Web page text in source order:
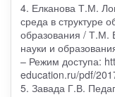
4. Елканова Т.М.
среда в структуре
образования / Т.М.
науки и
– Режим доступа:
education.ru/pdf/
5. Завада Г.В.